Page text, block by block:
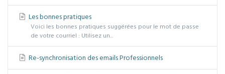
Les bonnes pratiques
Voici les bonnes pratiques suggérées pour le mot de passe
de votre courriel : Utilisez un...
Re-synchronisation des emails Professionnels